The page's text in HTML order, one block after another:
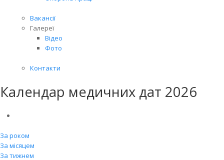
Вакансії
Галереї
Відео
Фото
Контакти
Календар медичних дат 2026
За роком
За місяцем
За тижнем